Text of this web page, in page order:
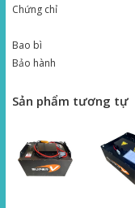
Chứng chỉ
Bao bì
Bảo hành
Sản phẩm tương tự